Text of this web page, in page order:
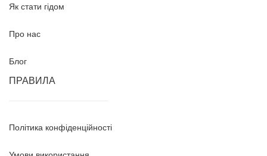
Як стати гідом
Про нас
Блог
ПРАВИЛА
Політика конфіденційності